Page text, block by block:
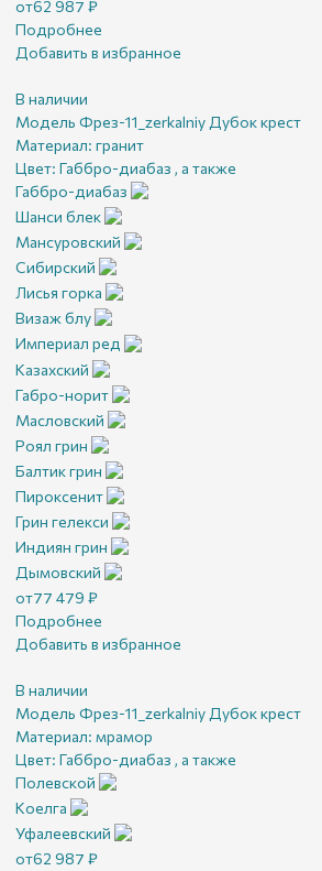
от62 987 ₽
Подробнее
Добавить в избранное
В наличии
Модель Фрез-11_zerkalniy Дубок крест
Материал: гранит
Цвет: Габбро-диабаз , а также
Габбро-диабаз
Шанси блек
Мансуровский
Сибирский
Лисья горка
Визаж блу
Империал ред
Казахский
Габро-норит
Масловский
Роял грин
Балтик грин
Пироксенит
Грин гелекси
Индиян грин
Дымовский
от77 479 ₽
Подробнее
Добавить в избранное
В наличии
Модель Фрез-11_zerkalniy Дубок крест
Материал: мрамор
Цвет: Габбро-диабаз , а также
Полевской
Коелга
Уфалеевский
от62 987 ₽